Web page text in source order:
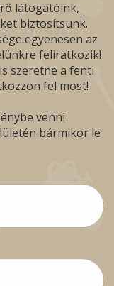
látogatóink,
biztosítsunk.
egyenesen az
feliratkozik!
szeretne a fenti
fel most!
venni
bármikor le